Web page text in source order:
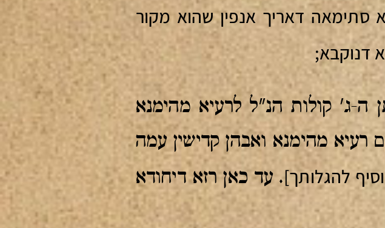
סתימאה דאריך אנפין שהוא מקור
דנוקבא;
ג' קולות הנ"ל לרעיא מהימנא
מהימנא ואבהן קדישין עמה
להגלותך]. עד כאן רזא דיחודא